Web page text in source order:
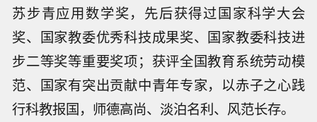
苏步青应用数学奖，先后获得过国家科学大会
奖、国家教委优秀科技成果奖、国家教委科技进
步二等奖等重要奖项；获评全国教育系统劳动模
范、国家有突出贡献中青年专家，以赤子之心践
行科教报国，师德高尚、淡泊名利、风范长存。